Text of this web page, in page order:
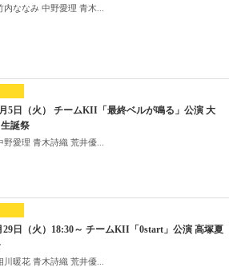
内ななみ 中野愛理 青木...
5日（火） チームKII「最終ベルが鳴る」公演 大
誕祭
野愛理 青木詩織 荒井優...
29日（火）18:30～ チームKII「0start」公演 高塚夏
川暖花 青木詩織 荒井優...